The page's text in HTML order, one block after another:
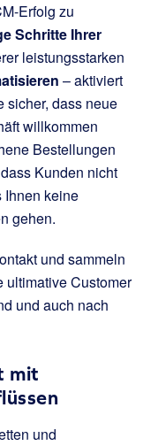
Erfolg zu
Schritte Ihrer
leistungsstarken
– aktiviert
sicher, dass neue
willkommen
Bestellungen
Kunden nicht
Ihnen keine
gehen.
und sammeln
ultimative Customer
und auch nach
mit
und